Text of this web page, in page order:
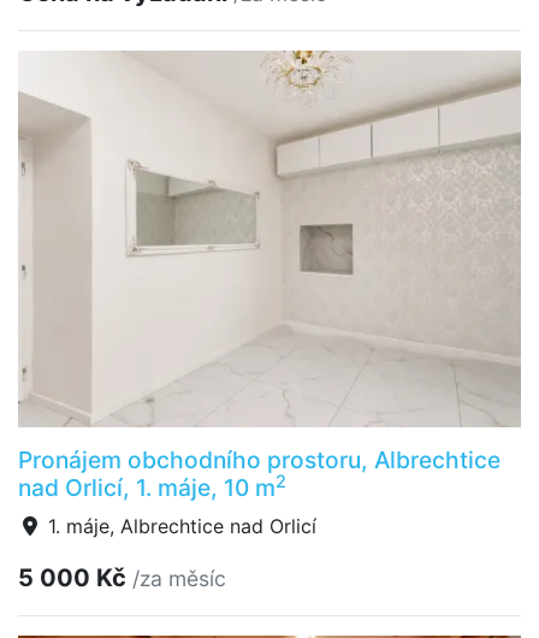
Pronájem obchodního prostoru, Albrechtice
nad Orlicí, 1. máje, 10 m2
1. máje, Albrechtice nad Orlicí
5 000 Kč /za měsíc